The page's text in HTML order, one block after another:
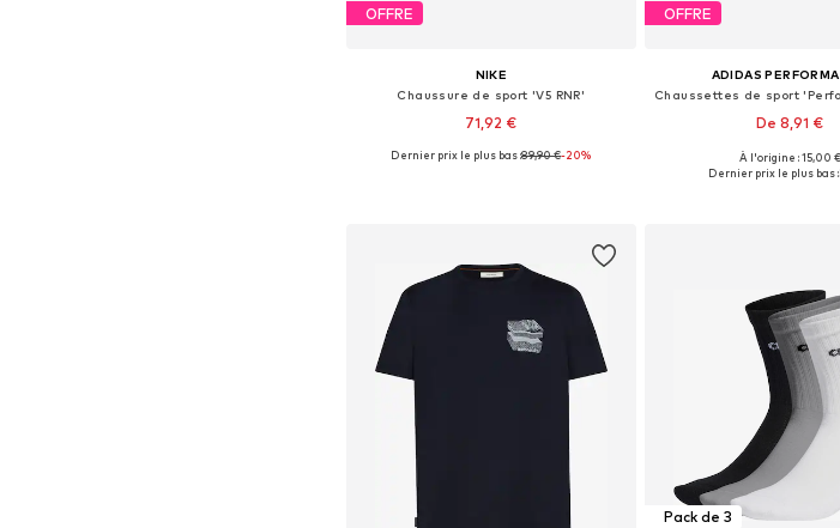
OFFRE
NIKE
Chaussure de sport 'V5 RNR'
71,92 €
+10
Disponible en plusieurs tailles
Dernier prix le plus bas :89,90 €-20%
OFFRE
ADIDAS
De 8,91 €
Disponible en
À l'origine : 15,00 €
Dernier prix le plus bas :
Pack de 3